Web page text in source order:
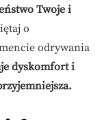
Twoje i
o
odrywania
dyskomfort i